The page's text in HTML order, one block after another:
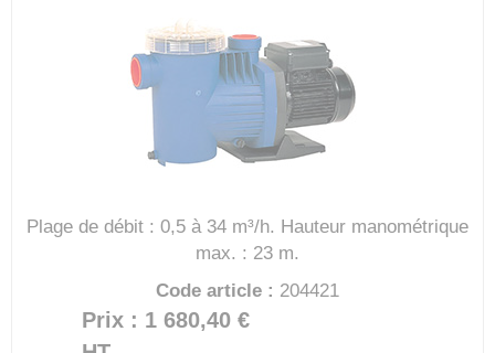
Plage de débit : 0,5 à 34 m³/h. Hauteur manométrique
max. : 23 m.
Code article : 204421
Prix : 1 680,40 €